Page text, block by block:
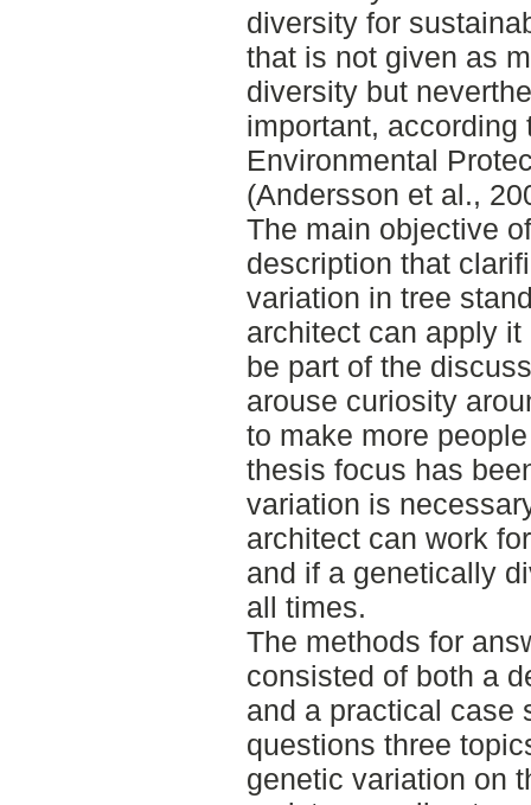
diversity for
that is not given as
diversity but
important, according
Environmental
(Andersson et al.,
The main objective
description that
variation in tree
architect can apply
be part of the
arouse curiosity
to make more
thesis focus has
variation is
architect can work
and if a genetically
all times.
The methods for
consisted of both a
and a practical case
questions three
genetic variation on